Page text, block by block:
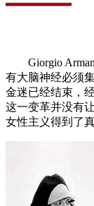
Giorgio Armani
有大脑神经必须
金迷已经结束，
这一变革并没有
女性主义得到了